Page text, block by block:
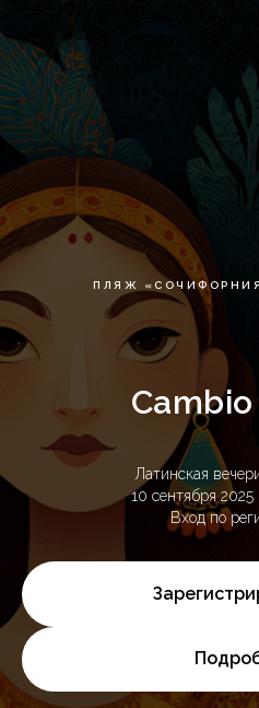
ПЛЯЖ
Латинская
10 сентября
Вход по